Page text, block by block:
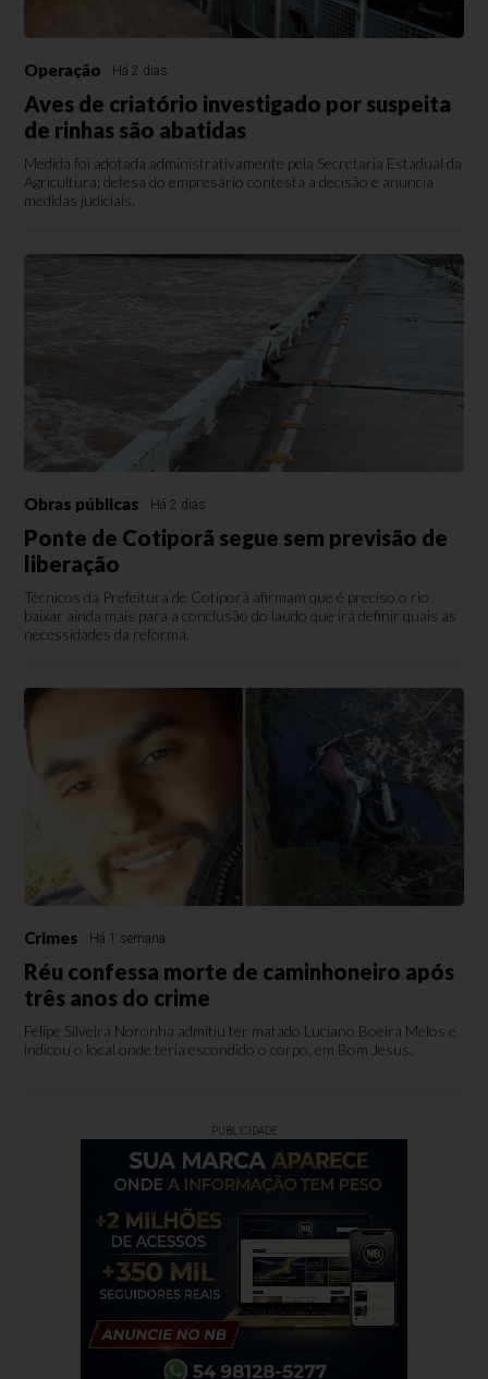
Operação Há 2 dias
Aves de criatório investigado por suspeita
de rinhas são abatidas
Medida foi adotada administrativamente pela Secretaria Estadual da
Agricultura; defesa do empresário contesta a decisão e anuncia
medidas judiciais.
Obras públicas Há 2 dias
Ponte de Cotiporã segue sem previsão de
liberação
Técnicos da Prefeitura de Cotiporã afirmam que é preciso o rio
baixar ainda mais para a conclusão do laudo que irá definir quais as
necessidades da reforma.
Crimes Há 1 semana
Réu confessa morte de caminhoneiro após
três anos do crime
Felipe Silveira Noronha admitiu ter matado Luciano Boeira Melos e
indicou o local onde teria escondido o corpo, em Bom Jesus.
PUBLICIDADE